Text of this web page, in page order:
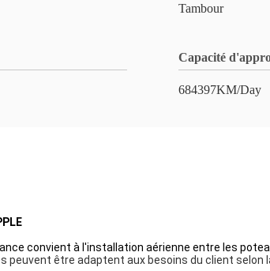
Tambour
Capacité
684397KM/Day
convient à l'installation aérienne entre les
être adaptent aux besoins du client selon